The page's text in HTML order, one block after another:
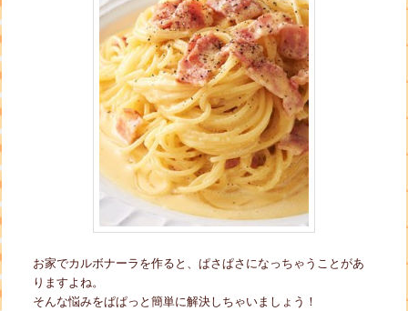
お家でカルボナーラを作ると、ぱさぱさになっちゃうことがあ
りますよね。
そんな悩みをぱぱっと簡単に解決しちゃいましょう！